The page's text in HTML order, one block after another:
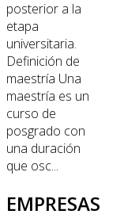
posterior a la
etapa
universitaria.
Definición de
maestría Una
maestría es un
curso de
posgrado con
una duración
que osc...
EMPRESAS